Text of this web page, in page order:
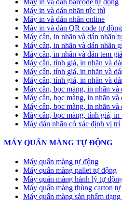
Máy in và dán barcode tự động
Máy in và dán nhãn tức thì
Máy in và dán nhãn online
Máy in và dán QR code tự động
Máy cân, in nhãn và dán nhãn
Máy cân, in nhãn và dán nhãn
Máy cân, in nhãn và dán tem
Máy cân, tính giá, in nhãn và
Máy cân, tính giá, in nhãn và
Máy cân, tính giá, in nhãn và
Máy cân, bọc màng, in nhãn và
Máy cân, bọc màng, in nhãn và
Máy cân, bọc màng, in nhãn và
Máy cân, bọc màng, tính giá,
Máy dán nhãn có xác định vị trí
MÁY QUẤN MÀNG TỰ ĐỘNG
Máy quấn màng tự động
​Máy quấn màng pallet tự động
Máy quấn màng hành lý tự
Máy quấn màng thùng carton
Máy quấn màng sản phẩm